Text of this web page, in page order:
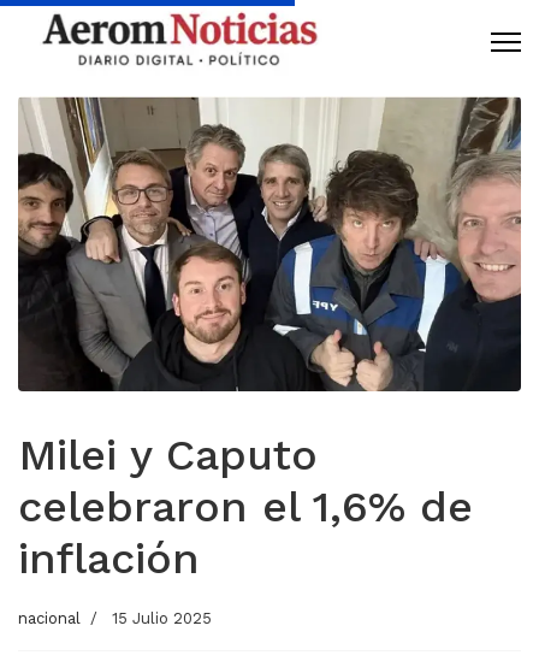
Milei y Caputo
celebraron el 1,6% de
inflación
nacional 15 Julio 2025